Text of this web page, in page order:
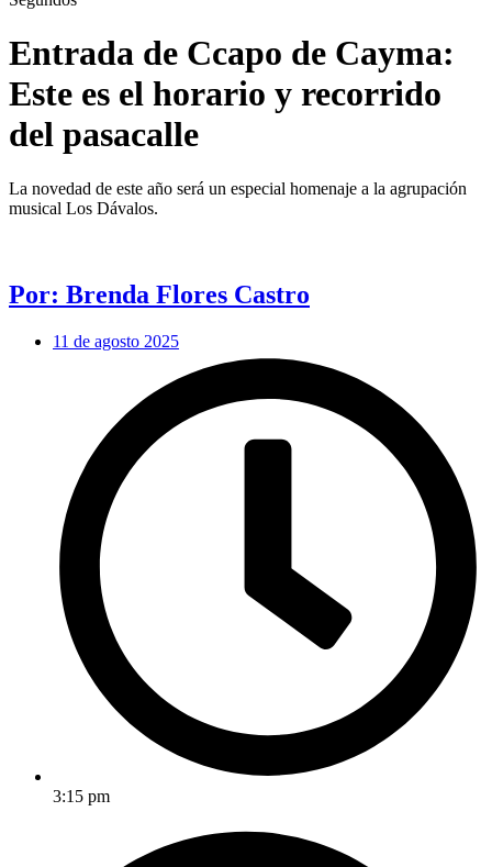
Entrada de Ccapo de Cayma:
Este es el horario y recorrido
del pasacalle
La novedad de este año será un especial homenaje a la agrupación
musical Los Dávalos.
Por: Brenda Flores Castro
11 de agosto 2025
3:15 pm